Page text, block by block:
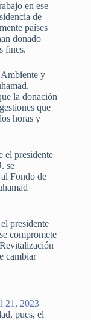
en ese
de
países
donado
fines.
y
la donación
que
horas y
el presidente
se
Fondo de
presidente
compromete
cambiar
21, 2023
pues, el